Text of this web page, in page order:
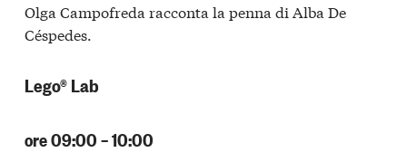
Olga Campofreda racconta la penna di Alba De
Céspedes.
Lego® Lab
ore 09:00 – 10:00